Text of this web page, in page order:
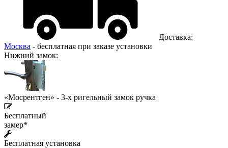
Доставка:
Москва - бесплатная при заказе установки
Нижний замок:
«Мосрентген» - 3-х ригельный замок ручка
Бесплатный
замер*
Бесплатная установка